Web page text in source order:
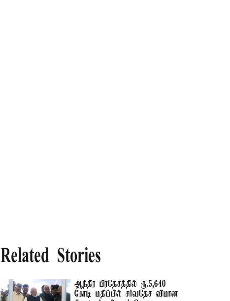
Related Stories
ஆந்திர பிரதேசத்தில் ரூ.5,640
கோடி மதிப்பில் சர்வதேச விமான